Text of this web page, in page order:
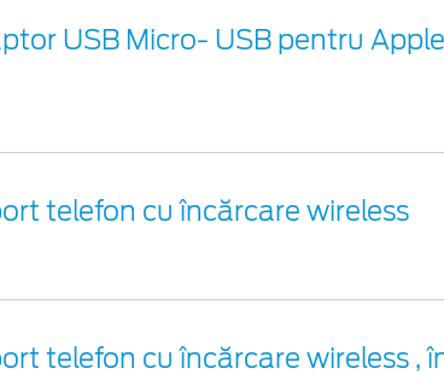
USB Micro- USB pentru
telefon cu încărcare wireless
telefon cu încărcare wireless ,